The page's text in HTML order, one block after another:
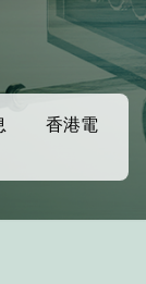
香港電